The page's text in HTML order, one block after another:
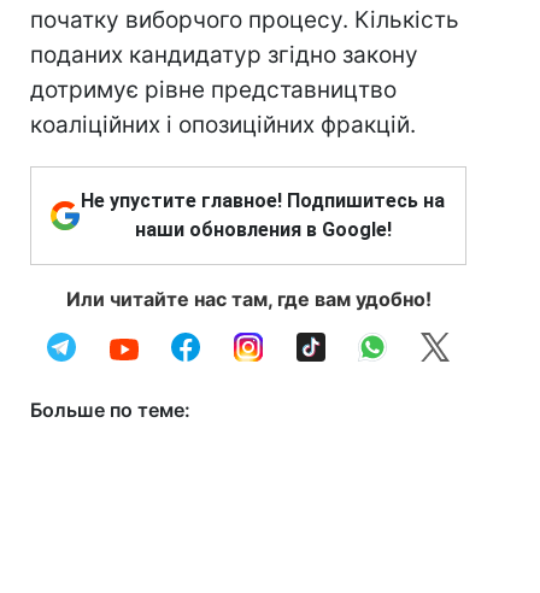
початку виборчого процесу. Кількість
поданих кандидатур згідно закону
дотримує рівне представництво
коаліційних і опозиційних фракцій.
Не упустите главное! Подпишитесь на
наши обновления в Google!
Или читайте нас там, где вам удобно!
Больше по теме: